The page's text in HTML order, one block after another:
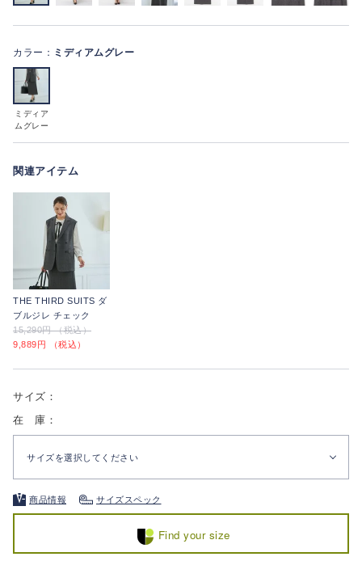
カラー： ミディアムグレー
ミディア
ムグレー
関連アイテム
THE THIRD SUITS ダ
ブルジレ チェック
15,290円 （税込）
9,889円 （税込）
サイズ：
在 庫：
サイズを選択してください
商品情報 サイズスペック
Find your size